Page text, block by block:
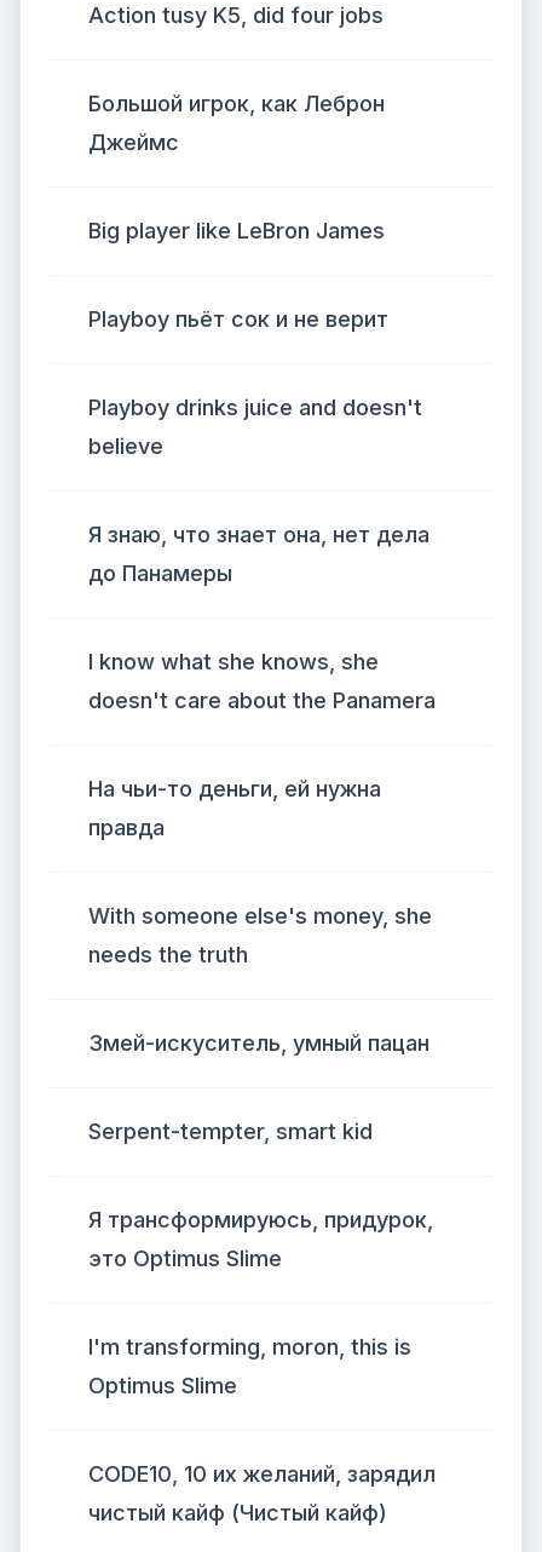
Action tusy K5, did four jobs
Большой игрок, как Леброн
Джеймс
Big player like LeBron James
Playboy пьёт сок и не верит
Playboy drinks juice and doesn't
believe
Я знаю, что знает она, нет дела
до Панамеры
I know what she knows, she
doesn't care about the Panamera
На чьи-то деньги, ей нужна
правда
With someone else's money, she
needs the truth
Змей-искуситель, умный пацан
Serpent-tempter, smart kid
Я трансформируюсь, придурок,
это Optimus Slime
I'm transforming, moron, this is
Optimus Slime
CODE10, 10 их желаний, зарядил
чистый кайф (Чистый кайф)